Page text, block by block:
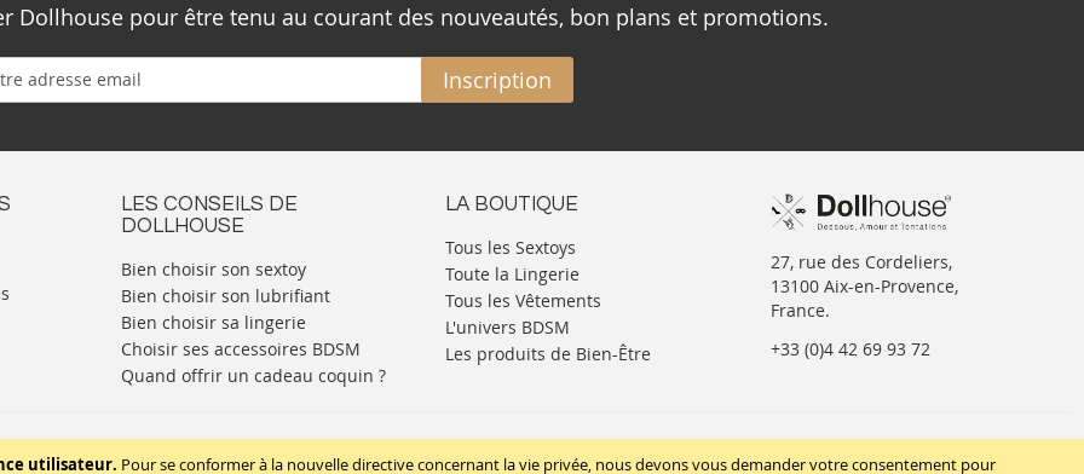
utilisateur. Pour se conformer à la nouvelle directive concernant la vie privée, nous devons vous demander votre consentement pour
Dollhouse pour être tenu au courant des nouveautés, bon plans et promotions.
Inscription
LES CONSEILS DE
DOLLHOUSE
Bien choisir son sextoy
Bien choisir son lubrifiant
Bien choisir sa lingerie
Choisir ses accessoires BDSM
Quand offrir un cadeau coquin ?
LA BOUTIQUE
Tous les Sextoys
Toute la Lingerie
Tous les Vêtements
L'univers BDSM
Les produits de Bien-Être
27, rue des Cordeliers,
13100 Aix-en-Provence,
France.
+33 (0)4 42 69 93 72
Mentions légales Politique de cookies SUIVEZ-NOUS